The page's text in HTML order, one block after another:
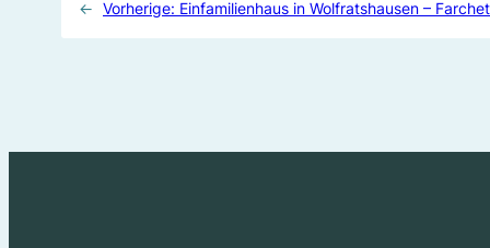
← Vorherige: Einfamilienhaus in Wolfratshausen – Farchet